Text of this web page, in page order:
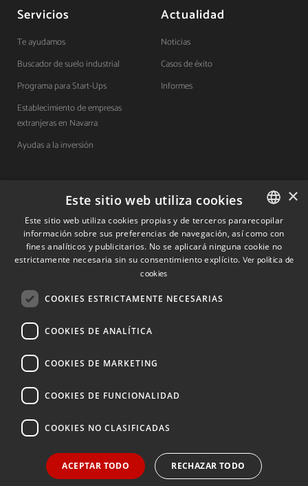
Servicios
Te ayudamos
Buscador de suelo industrial
Programa para Start-Ups
Establecimiento de empresas
extranjeras en Navarra
Ayudas a la inversión
Actualidad
Noticias
Casos de éxito
Informes
Contacto
Quiénes somos
Cuéntanos tu proyecto
(+34) 848 42 19 42
info@investinnavarra.com
Pamplona, Navarra.
© 2026 Invest In Navarra. Todos los derechos reservados.
SPANISH
SPANISH
×
Este sitio web utiliza cookies
Este sitio web utiliza cookies propias y de terceros pararecopilar
información sobre sus preferencias de navegación, así como con
fines analíticos y publicitarios. No se aplicará ninguna cookie no
estrictamente necesaria sin su consentimiento explícito. Ver política de
cookies
COOKIES ESTRICTAMENTE NECESARIAS
COOKIES DE ANALÍTICA
COOKIES DE MARKETING
COOKIES DE FUNCIONALIDAD
COOKIES NO CLASIFICADAS
ACEPTAR TODO RECHAZAR TODO